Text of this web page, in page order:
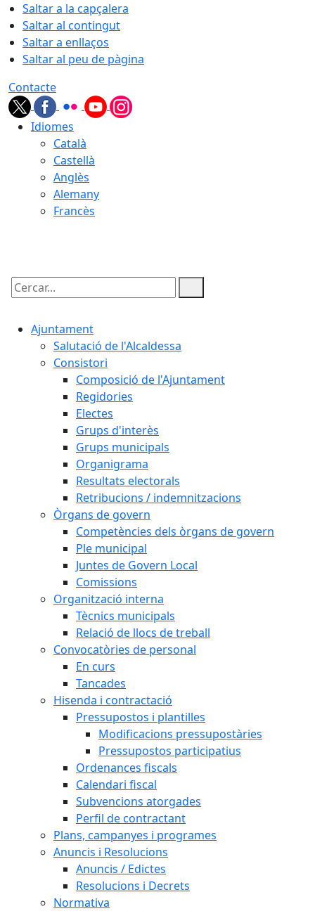
Saltar a la capçalera
Saltar al contingut
Saltar a enllaços
Saltar al peu de pàgina
Contacte
Idiomes
Català
Castellà
Anglès
Alemany
Francès
Cercar:
Ajuntament
Salutació de l'Alcaldessa
Consistori
Composició de l'Ajuntament
Regidories
Electes
Grups d'interès
Grups municipals
Organigrama
Resultats electorals
Retribucions / indemnitzacions
Òrgans de govern
Competències dels òrgans de govern
Ple municipal
Juntes de Govern Local
Comissions
Organització interna
Tècnics municipals
Relació de llocs de treball
Convocatòries de personal
En curs
Tancades
Hisenda i contractació
Pressupostos i plantilles
Modificacions pressupostàries
Pressupostos participatius
Ordenances fiscals
Calendari fiscal
Subvencions atorgades
Perfil de contractant
Plans, campanyes i programes
Anuncis i Resolucions
Anuncis / Edictes
Resolucions i Decrets
Normativa